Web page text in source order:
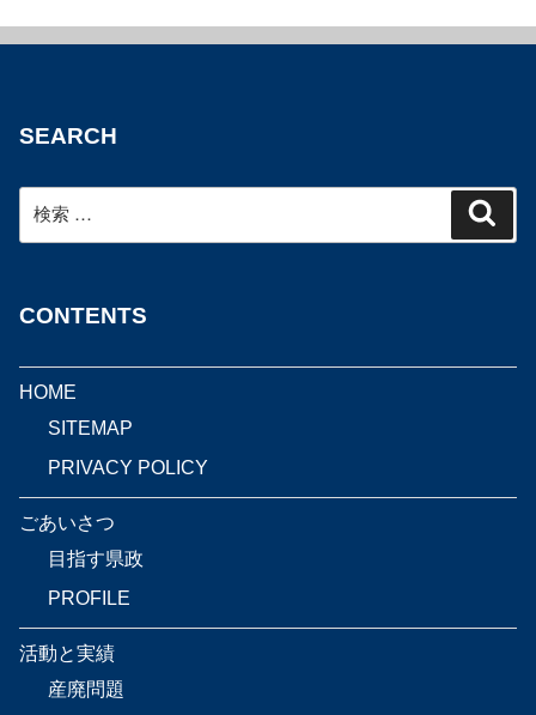
SEARCH
検
CONTENTS
HOME
SITEMAP
PRIVACY POLICY
ごあいさつ
目指す県政
PROFILE
活動と実績
産廃問題